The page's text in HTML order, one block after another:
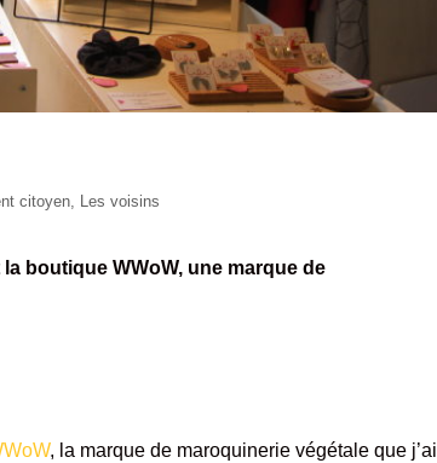
citoyen, Les voisins
boutique WWoW, une marque de
, la marque de maroquinerie végétale que j’ai